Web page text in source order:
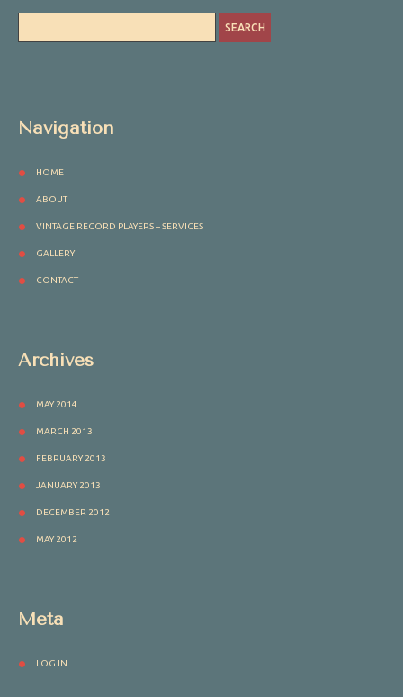
Navigation
HOME
ABOUT
VINTAGE RECORD PLAYERS – SERVICES
GALLERY
CONTACT
Archives
MAY 2014
MARCH 2013
FEBRUARY 2013
JANUARY 2013
DECEMBER 2012
MAY 2012
Meta
LOG IN